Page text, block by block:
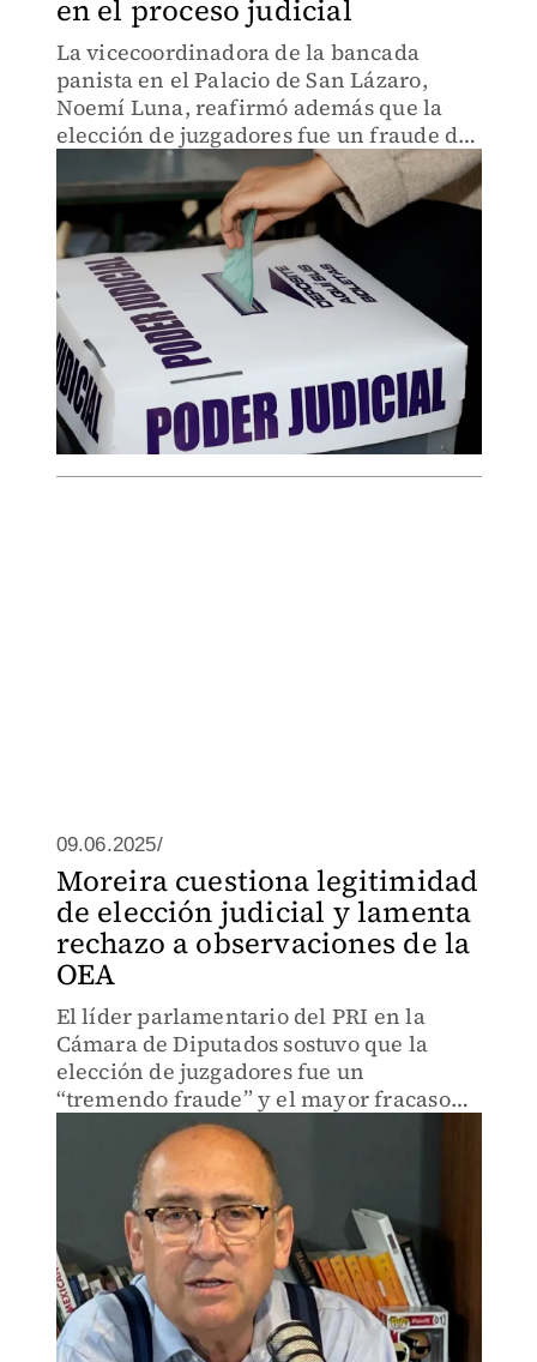
en el proceso judicial
La vicecoordinadora de la bancada
panista en el Palacio de San Lázaro,
Noemí Luna, reafirmó además que la
elección de juzgadores fue un fraude de
principio a fin.
09.06.2025/
Moreira cuestiona legitimidad
de elección judicial y lamenta
rechazo a observaciones de la
OEA
El líder parlamentario del PRI en la
Cámara de Diputados sostuvo que la
elección de juzgadores fue un
“tremendo fraude” y el mayor fracaso
político de Morena.